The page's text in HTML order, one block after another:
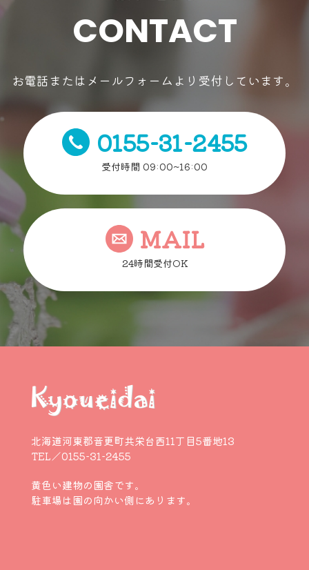
CONTACT
お電話またはメールフォームより受付しています。
0155-31-2455
受付時間 09:00~16:00
MAIL
24時間受付OK
北海道河東郡音更町共栄台西11丁目5番地13
TEL／0155-31-2455
黄色い建物の園舎です。
駐車場は園の向かい側にあります。